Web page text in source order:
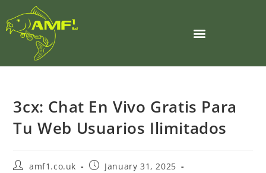
3cx: Chat En Vivo Gratis Para
Tu Web Usuarios Ilimitados
amf1.co.uk
January 31, 2025